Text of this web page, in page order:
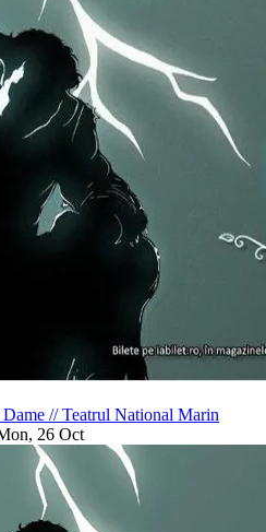
//Teatrul National Marin
26 Oct